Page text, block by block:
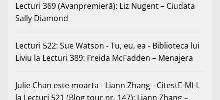
Lecturi 369 (Avanpremieră): Liz Nugent – Ciudata
Sally Diamond
Lecturi 522: Sue Watson - Tu, eu, ea - Biblioteca lui
Liviu la Lecturi 389: Freida McFadden – Menajera
Julie Chan este moarta - Liann Zhang - CitestE-MI-L
la Lecturi 521 (Blog tour nr. 147): Liann Zhang –